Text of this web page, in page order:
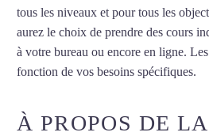
tous les niveaux et pour tous les
aurez le choix de prendre des cours
à votre bureau ou encore en ligne.
fonction de vos besoins spécifiques.
À PROPOS DE